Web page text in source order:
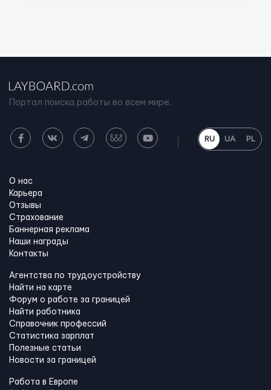
Портал поиска работы во всем мире.
RU UA PL
О нас
Карьера
Отзывы
Страхование
Баннерная реклама
Наши награды
Контакты
Агентства по трудоустройству
Найти на карте
Форум о работе за границей
Найти работника
Справочник профессий
Статистика зарплат
Полезные статьи
Новости за границей
Работа в Европе